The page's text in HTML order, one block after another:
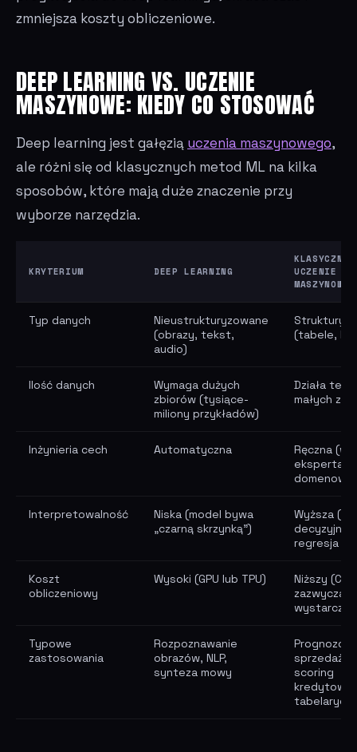
zmniejsza koszty obliczeniowe.
DEEP LEARNING VS. UCZENIE
MASZYNOWE: KIEDY CO STOSOWAĆ
Deep learning jest gałęzią uczenia maszynowego,
ale różni się od klasycznych metod ML na kilka
sposobów, które mają duże znaczenie przy
wyborze narzędzia.
KRYTERIUM DEEP LEARNING
KLASYCZNE
UCZENIE
MASZYNOWE
Typ danych
Nieustrukturyzowane
(obrazy, tekst,
audio)
(tabele,
Ilość danych
Wymaga dużych
zbiorów (tysiące-
miliony przykładów)
Działa też
małych
Inżynieria cech Automatyczna
Ręczna
eksperta
Interpretowalność
Niska (model bywa
„czarną skrzynką”)
Wyższa
decyzyjne,
regresja
Koszt
obliczeniowy
Wysoki (GPU lub TPU)
Niższy (CPU
zazwyczaj
wystarczy)
Typowe
zastosowania
Rozpoznawanie
obrazów, NLP,
synteza mowy
sprzedaży,
scoring